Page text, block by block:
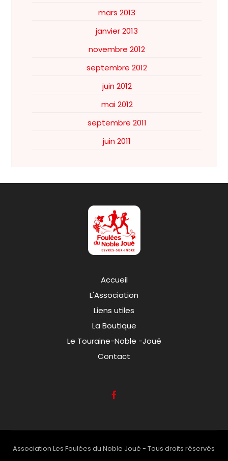
mars 2013
janvier 2013
novembre 2012
septembre 2012
juin 2012
mai 2012
septembre 2011
juin 2011
Accueil
L'Association
Liens utiles
La Boutique
Le Touraine-Noble -Joué
Contact
Association Les Foulées du Noble Joué - Tous droits réservés